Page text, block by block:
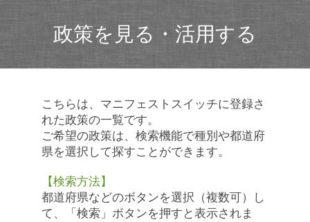
政策を見る・活用する
こちらは、マニフェストスイッチに登録さ
れた政策の一覧です。
ご希望の政策は、検索機能で種別や都道府
県を選択して探すことができます。
【検索方法】
都道府県などのボタンを選択（複数可）し
て、「検索」ボタンを押すと表示されま